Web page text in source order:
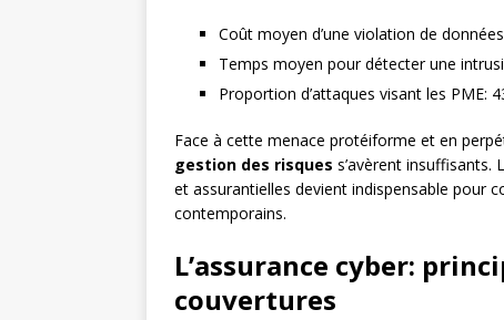
Coût moyen d’une violation de
Temps moyen pour détecter une
Proportion d’attaques visant les PME:
Face à cette menace protéiforme et en
gestion des risques s’avèrent insuffisants.
et assurantielles devient indispensable pour
contemporains.
L’assurance cyber:
couvertures